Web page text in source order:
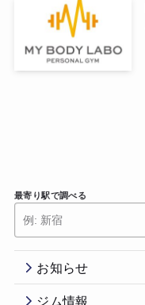
最寄り駅で調べる
お知らせ
ジム情報